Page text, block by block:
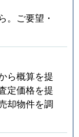
。ご要望・
ら概算を提
定価格を提
却物件を調